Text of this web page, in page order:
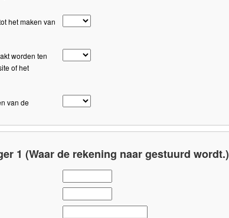
het maken van
worden ten
of het
van de
1 (Waar de rekening naar gestuurd wordt.)